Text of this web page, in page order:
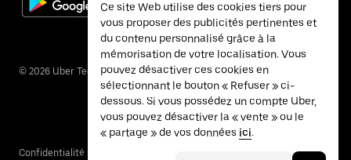
© 2026 Uber Technologies Inc.
Confidentialité
Ce site Web utilise des cookies tiers pour
vous proposer des publicités pertinentes et
du contenu personnalisé grâce à la
mémorisation de votre localisation. Vous
pouvez désactiver ces cookies en
sélectionnant le bouton « Refuser » ci-
dessous. Si vous possédez un compte Uber,
vous pouvez désactiver la « vente » ou le
« partage » de vos données ici.